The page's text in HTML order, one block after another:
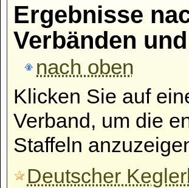
Ergebnisse
Verbänden
nach oben
Klicken Sie auf
Verband, um die
Staffeln
Deutscher